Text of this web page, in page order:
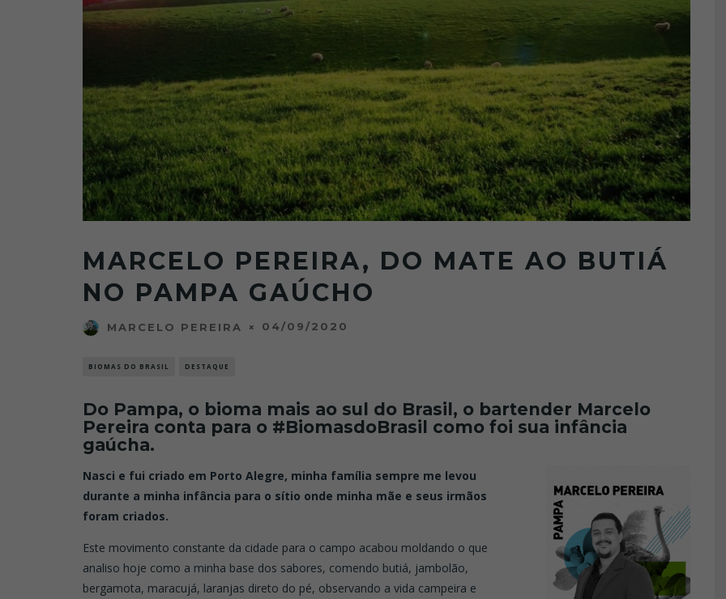
MARCELO PEREIRA, DO MATE AO BUTIÁ
NO PAMPA GAÚCHO
MARCELO PEREIRA 04/09/2020
BIOMAS DO BRASIL DESTAQUE
Do Pampa, o bioma mais ao sul do Brasil, o bartender Marcelo
Pereira conta para o #BiomasdoBrasil como foi sua infância
gaúcha.
Nasci e fui criado em Porto Alegre, minha família sempre me levou
durante a minha infância para o sítio onde minha mãe e seus irmãos
foram criados.
Este movimento constante da cidade para o campo acabou moldando o que
analiso hoje como a minha base dos sabores, comendo butiá, jambolão,
bergamota, maracujá, laranjas direto do pé, observando a vida campeira e